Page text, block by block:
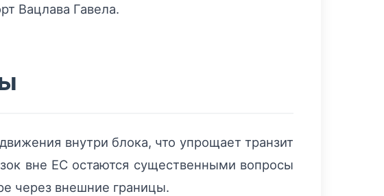
Вацлава Гавела.
внутри блока, что упрощает транзит
вне ЕС остаются существенными вопросы
через внешние границы.